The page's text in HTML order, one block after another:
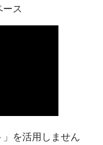
ス
を活用しません